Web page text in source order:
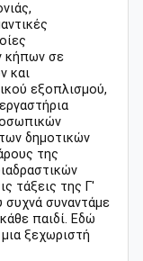
κήπων σε
και
εξοπλισμού,
δημοτικών
της
τάξεις της Γ'
συχνά συναντάμε
παιδί. Εδώ
ξεχωριστή